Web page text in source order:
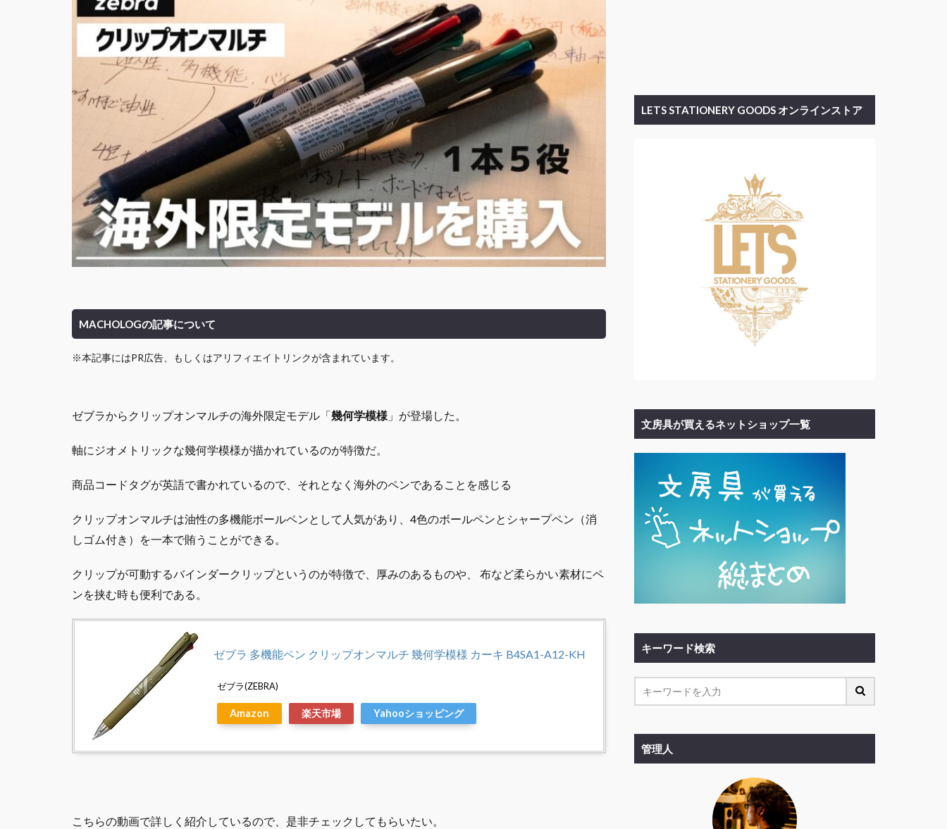
MACHOLOGの記事について
※本記事にはPR広告、もしくはアリフィエイトリンクが含まれています。
ゼブラからクリップオンマルチの海外限定モデル「幾何学模様 」が登場した。
軸にジオメトリックな幾何学模様が描かれているのが特徴だ。
商品コードタグが英語で書かれているので、それとなく海外のペンであることを感じる
クリップオンマルチは油性の多機能ボールペンとして人気があり、4色のボールペンとシャープペン（消
しゴム付き）を一本で賄うことができる。
クリップが可動するバインダークリップというのが特徴で、厚みのあるものや、 布など柔らかい素材にペ
ンを挟む時も便利である。
ゼブラ 多機能ペン クリップオンマルチ 幾何学模様 カーキ B4SA1-A12-KH
ゼブラ(ZEBRA)
Amazon 楽天市場 Yahooショッピング
こちらの動画で詳しく紹介しているので、是非チェックしてもらいたい。
LETS STATIONERY GOODS オンラインストア
文房具が買えるネットショップ一覧
キーワード検索
管理人